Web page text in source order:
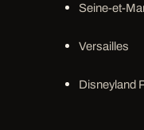
Seine-et-
Versailles
Disneyland